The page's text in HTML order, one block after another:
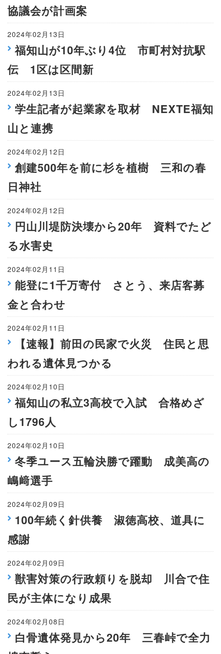
協議会が計画案
2024年02月13日
福知山が10年ぶり4位 市町村対抗駅
伝 1区は区間新
2024年02月13日
学生記者が起業家を取材 NEXTE福知
山と連携
2024年02月12日
創建500年を前に杉を植樹 三和の春
日神社
2024年02月12日
円山川堤防決壊から20年 資料でたど
る水害史
2024年02月11日
能登に1千万寄付 さとう、来店客募
金と合わせ
2024年02月11日
【速報】前田の民家で火災 住民と思
われる遺体見つかる
2024年02月10日
福知山の私立3高校で入試 合格めざ
し1796人
2024年02月10日
冬季ユース五輪決勝で躍動 成美高の
嶋﨑選手
2024年02月09日
100年続く針供養 淑徳高校、道具に
感謝
2024年02月09日
獣害対策の行政頼りを脱却 川合で住
民が主体になり成果
2024年02月08日
白骨遺体発見から20年 三春峠で全力